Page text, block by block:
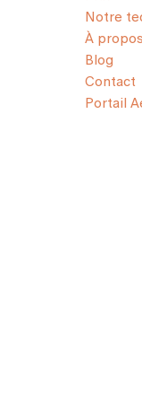
Notre
À propos
Blog
Contact
Portail